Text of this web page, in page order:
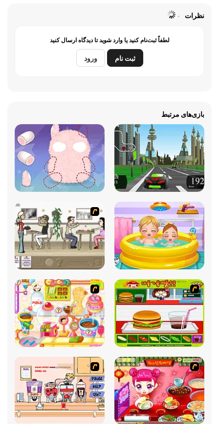
نظرات
لطفاً ثبت‌نام کنید یا وارد شوید تا دیدگاه ارسال کنید
ثبت نام ورود
بازی‌های مرتبط